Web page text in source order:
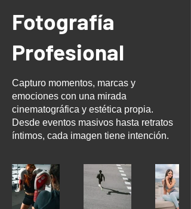
Fotografía
Profesional
Capturo momentos, marcas y
emociones con una mirada
cinematográfica y estética propia.
Desde eventos masivos hasta retratos
íntimos, cada imagen tiene intención.